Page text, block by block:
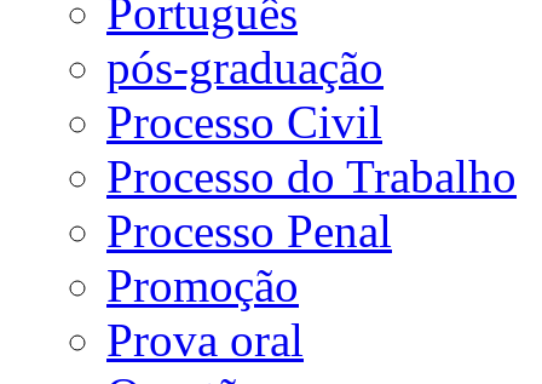
Português
pós-graduação
Processo Civil
Processo do Trabalho
Processo Penal
Promoção
Prova oral